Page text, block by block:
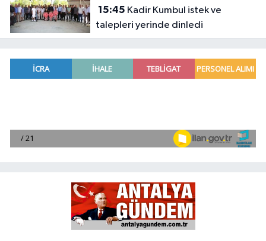
15:45
talepleri yerinde dinledi